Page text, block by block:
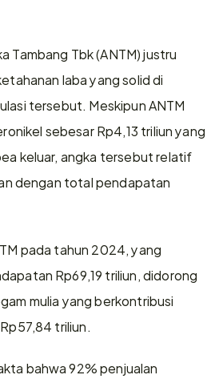
Tambang Tbk (ANTM) justru
laba yang solid di
tersebut. Meskipun ANTM
sebesar Rp4,13 triliun yang
keluar, angka tersebut relatif
dengan total pendapatan
pada tahun 2024, yang
Rp69,19 triliun, didorong
mulia yang berkontribusi
triliun.
bahwa 92% penjualan